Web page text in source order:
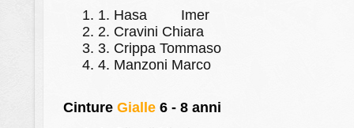
1. Hasa
Imer
2. Cravini Chiara
3. Crippa Tommaso
4. Manzoni Marco
Cinture Gialle 6 - 8 anni